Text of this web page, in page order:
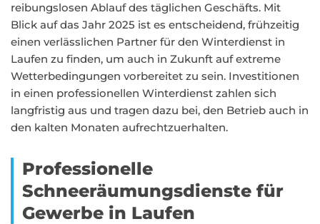
reibungslosen Ablauf des täglichen Geschäfts. Mit
Blick auf das Jahr 2025 ist es entscheidend, frühzeitig
einen verlässlichen Partner für den Winterdienst in
Laufen zu finden, um auch in Zukunft auf extreme
Wetterbedingungen vorbereitet zu sein. Investitionen
in einen professionellen Winterdienst zahlen sich
langfristig aus und tragen dazu bei, den Betrieb auch in
den kalten Monaten aufrechtzuerhalten.
Professionelle
Schneeräumungsdienste für
Gewerbe in Laufen